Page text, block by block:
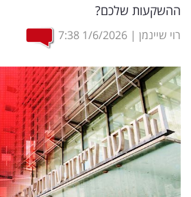
משפט
ומחקרים
דעות
רכילות
עסקית
קריפטו
ההשקעות שלכם?
רוי שיינמן |
1/6/2026
7:38